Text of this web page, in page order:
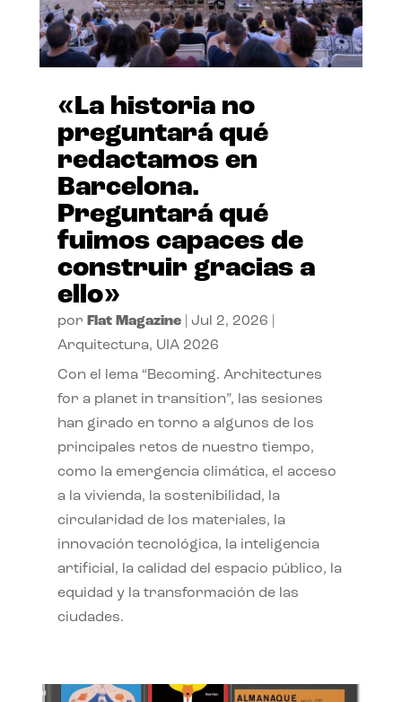
«La historia no
preguntará qué
redactamos en
Barcelona.
Preguntará qué
fuimos capaces de
construir gracias a
ello»
por Flat Magazine| Jul 2, 2026
Arquitectura, UIA 2026
Con el lema “Becoming. Architectures
for a planet in transition”, las sesiones
han girado en torno a algunos de los
principales retos de nuestro tiempo,
como la emergencia climática, el acceso
a la vivienda, la sostenibilidad, la
circularidad de los materiales, la
innovación tecnológica, la inteligencia
artificial, la calidad del espacio público, la
equidad y la transformación de las
ciudades.